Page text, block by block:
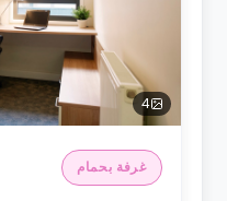
4
غرفة بحمام